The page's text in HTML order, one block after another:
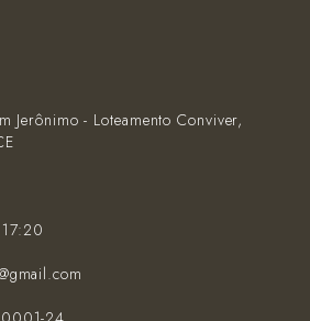
Jerônimo - Loteamento Conviver,